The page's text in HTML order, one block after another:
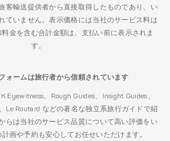
客輸送提供者から直接取得したものであり、い
ていません。表示価格には当社のサービス料は
金を含む合計金額は、支払い前に表示されま
す。
ォームは旅行者から信頼されています
Eyewitness、Rough Guides、Insight Guides、
Le Routard などの著名な独立系旅行ガイドで紹
らは当社のサービス品質について高い評価をい
画や予約も安心してお任せいただけます。